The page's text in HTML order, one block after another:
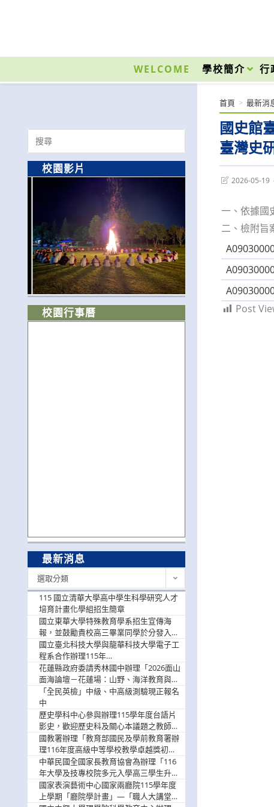
內
WELCOME 學校簡介 行
國史館
臺灣史
首頁 > 最新消
Post2026-05-19
一、依據國
二、檢附旨
Post
Search
for:
校園影片
校園行事曆
最新消息
選取分類
115 國立清華大學高中學生科學研究人才
培育計畫化學組招生簡章
國立東華大學特殊教育學系招生宣傳海
報，並鼓勵貴校高三畢業同學於分發入學
階段踴躍選填。
國立臺北科技大學與龍華科技大學電子工
程系合作辦理115年
「115.08.10~08.12「AI賦能應用於智慧半
導體研習營」，歡迎學生踴躍報名參加
花蓮縣政府委請秀林國中辦理「2026面山
面海論壇－花蓮場：山野、海洋教育與戶
外安全實務課程」，歡迎踴躍報名參加
「全民英檢」中級、中高級測驗現正報名
中
歷史學科中心參與辦理115學年度台語片
影史，歡迎歷史科及關心本議題之教師踴
躍報名參加
國教署辦理「教育部國民及學前教育署辦
理116年度高級中等學校教學卓越獎初選
實施計畫」，鼓勵教師踴躍報名
中華民國全國家長教育協會為辦理「116
年大學及技專校院多元入學高三學生升學
輔導家長說明會」
國家表演藝術中心國家兩廳院115學年度
上學期「廳院學計畫」—「職人大講堂」